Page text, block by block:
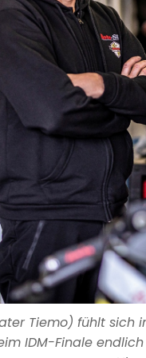
Tiemo) fühlt sich
IDM-Finale